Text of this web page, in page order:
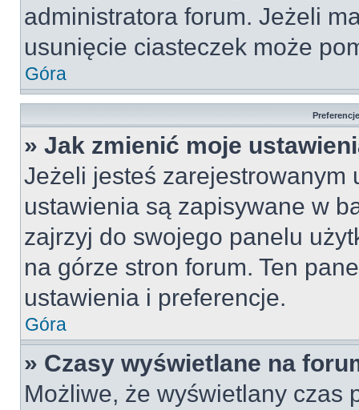
administratora forum. Jeżeli
usunięcie ciasteczek może
Góra
» Jak zmienić moje
Jeżeli jesteś zarejestrowanym
ustawienia są zapisywane w
zajrzyj do swojego panelu
na górze stron forum. Ten
ustawienia i preferencje.
Góra
» Czasy wyświetlane na
Możliwe, że wyświetlany czas